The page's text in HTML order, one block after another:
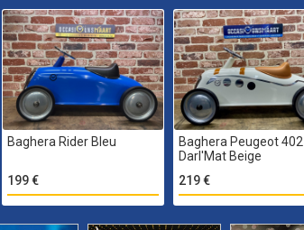
Baghera Rider Bleu
199 €
Baghera Peugeot 402
Darl'Mat Beige
219 €